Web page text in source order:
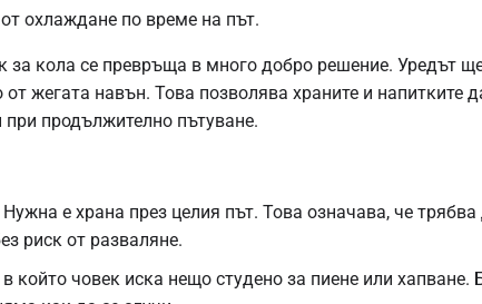
охлаждане по време на път.
за кола се превръща в много добро решение. Уредът
жегата навън. Това позволява храните и напитките
продължително пътуване.
е храна през целия път. Това означава, че трябва
риск от разваляне.
който човек иска нещо студено за пиене или хапване.